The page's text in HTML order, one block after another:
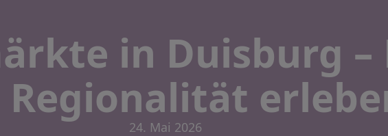
in Duisburg –
Regionalität
24. Mai 2026